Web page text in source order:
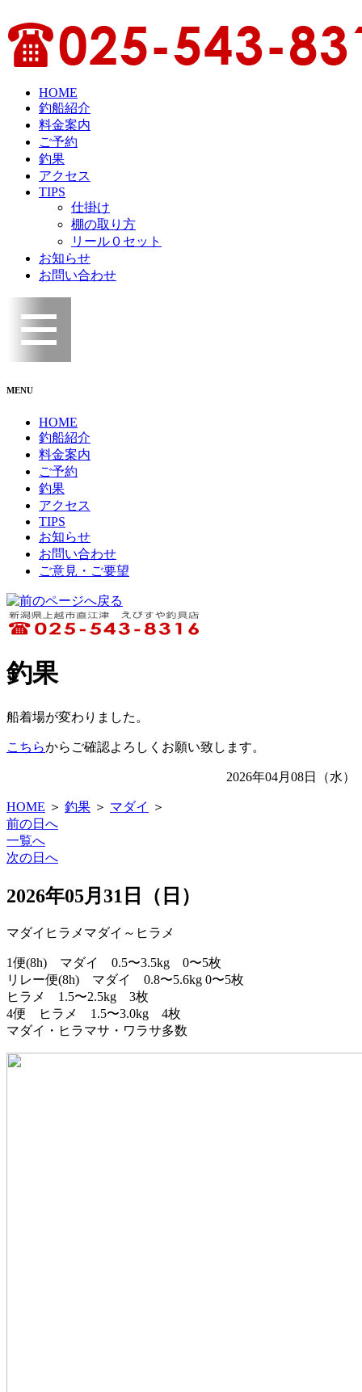
HOME
釣船紹介
料金案内
ご予約
釣果
アクセス
TIPS
仕掛け
棚の取り方
リール０セット
お知らせ
お問い合わせ
MENU
HOME
釣船紹介
料金案内
ご予約
釣果
アクセス
TIPS
お知らせ
お問い合わせ
ご意見・ご要望
釣果
船着場が変わりました。
こちらからご確認よろしくお願い致します。
2026年04月08日（水）
HOME ＞ 釣果 ＞ マダイ
＞
前の日へ
一覧へ
次の日へ
2026年05月31日（日）
マダイ ヒラメ マダイ～ヒラメ
1便(8h) マダイ 0.5〜3.5kg 0〜5枚
リレー便(8h) マダイ 0.8〜5.6kg 0〜5枚
ヒラメ 1.5〜2.5kg 3枚
4便 ヒラメ 1.5〜3.0kg 4枚
マダイ・ヒラマサ・ワラサ多数